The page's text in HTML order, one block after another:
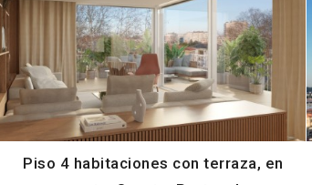
Piso 4 habitaciones con terraza, en